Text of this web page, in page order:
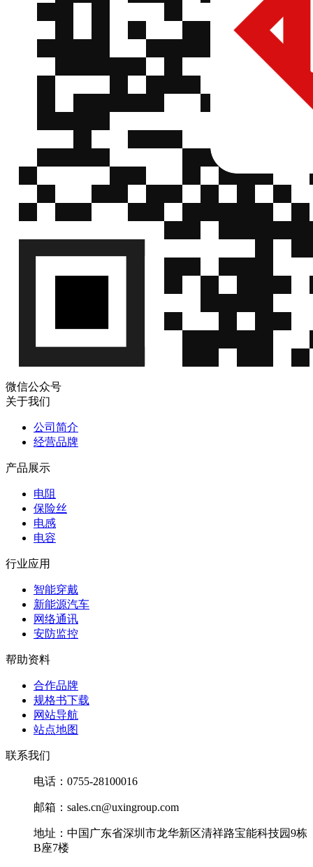
微信公众号
关于我们
公司简介
经营品牌
产品展示
电阻
保险丝
电感
电容
行业应用
智能穿戴
新能源汽车
网络通讯
安防监控
帮助资料
合作品牌
规格书下载
网站导航
站点地图
联系我们
电话：0755-28100016
邮箱：sales.cn@uxingroup.com
地址：中国广东省深圳市龙华新区清祥路宝能科技园9栋
B座7楼